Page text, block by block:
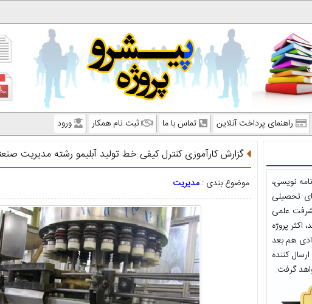
راهنمای پرداخت آنلاین تماس با ما ثبت نام همکار ورود
نویسی،
تحصیلی
علمی
پروژه
هم بعد
کننده
گرفت.
گزارش کارآموزی کنترل کیفی خط تولید آبلیمو رشته مدیریت
موضوع بندی : مدیریت